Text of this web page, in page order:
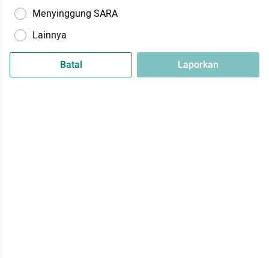
Menyinggung SARA
Lainnya
Batal Laporkan